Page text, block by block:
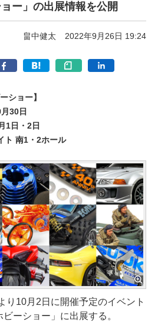
ー」の出展情報を公開
畠中健太 2022年9月26日 19:24
ショー】
30日
1日・2日
ト 南1・2ホール
10月2日に開催予定のイベント
ビーショー」に出展する。